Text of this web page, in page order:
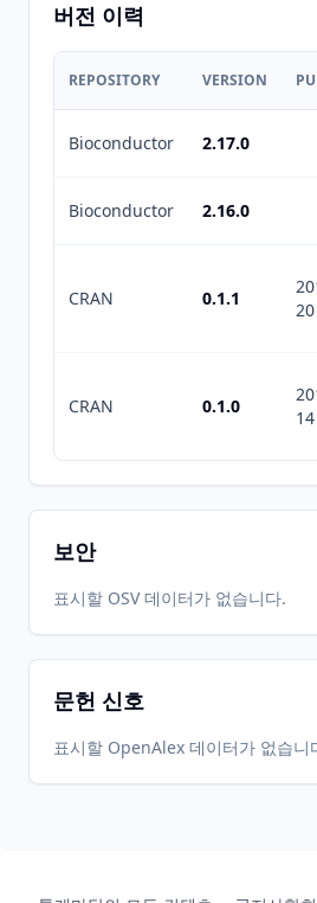
버전 이력
REPOSITORY VERSION
Bioconductor 2.17.0
Bioconductor 2.16.0
CRAN 0.1.1
20
CRAN 0.1.0
14
보안
표시할 OSV 데이터가 없습니다.
문헌 신호
표시할 OpenAlex 데이터가 없습니